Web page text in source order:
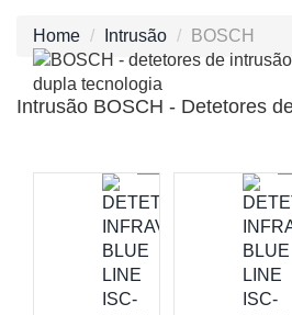
Home Intrusão BOSCH
Intrusão BOSCH - Detetores